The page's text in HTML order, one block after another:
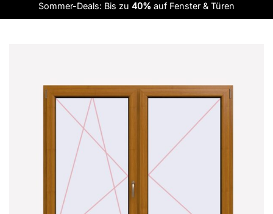
Sommer-Deals: Bis zu 40% auf Fenster & Türen